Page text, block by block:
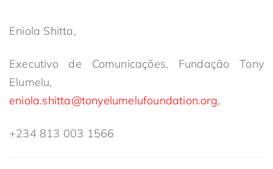
Eniola Shitta,
Executivo de Comunicações, Fundação Tony
Elumelu,
eniola.shitta@tonyelumelufoundation.org,
+234 813 003 1566